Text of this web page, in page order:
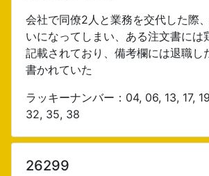
会社で同僚2人と業務を交代した際
いになってしまい、ある注文書には
記載されており、備考欄には退職し
書かれていた
ラッキーナンバー：04, 06, 13, 17,
32, 35, 38
26299